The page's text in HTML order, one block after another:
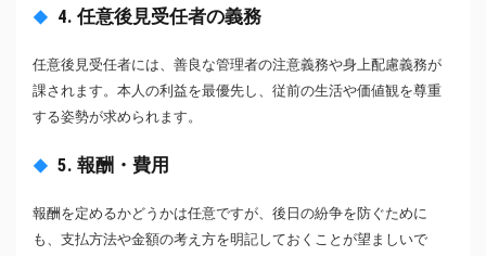
4. 任意後見受任者の義務
任意後見受任者には、善良な管理者の注意義務や身上配慮義務が
課されます。本人の利益を最優先し、従前の生活や価値観を尊重
する姿勢が求められます。
5. 報酬・費用
報酬を定めるかどうかは任意ですが、後日の紛争を防ぐために
も、支払方法や金額の考え方を明記しておくことが望ましいで